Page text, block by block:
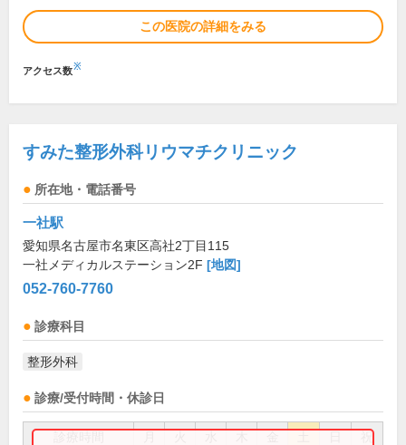
この医院の詳細をみる
アクセス数※
すみた整形外科リウマチクリニック
所在地・電話番号
一社駅
愛知県名古屋市名東区高社2丁目115
一社メディカルステーション2F [地図]
052-760-7760
診療科目
整形外科
診療/受付時間・休診日
祝